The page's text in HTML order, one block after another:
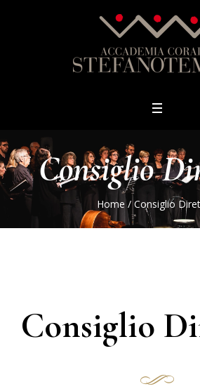
Consiglio
Home / Consiglio
Consiglio